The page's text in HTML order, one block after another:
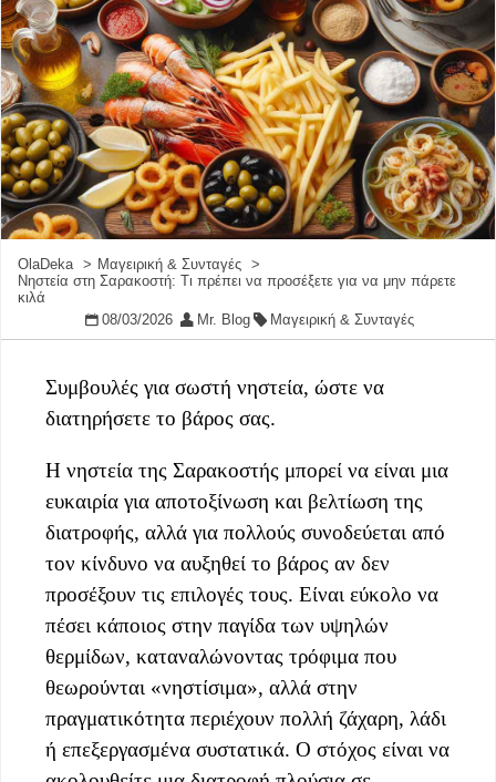
OlaDeka
Μαγειρική & Συνταγές
Νηστεία στη Σαρακοστή: Τι πρέπει να προσέξετε για να μην πάρετε
κιλά
08/03/2026
Mr. Blog Μαγειρική & Συνταγές
Συμβουλές για σωστή νηστεία, ώστε να
διατηρήσετε το βάρος σας.
Η νηστεία της Σαρακοστής μπορεί να είναι μια
ευκαιρία για αποτοξίνωση και βελτίωση της
διατροφής, αλλά για πολλούς συνοδεύεται από
τον κίνδυνο να αυξηθεί το βάρος αν δεν
προσέξουν τις επιλογές τους. Είναι εύκολο να
πέσει κάποιος στην παγίδα των υψηλών
θερμίδων, καταναλώνοντας τρόφιμα που
θεωρούνται «νηστίσιμα», αλλά στην
πραγματικότητα περιέχουν πολλή ζάχαρη, λάδι
ή επεξεργασμένα συστατικά. Ο στόχος είναι να